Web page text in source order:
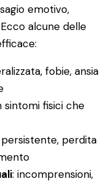
emotivo,
alcune delle
fobie, ansia
sintomi fisici che
perdita
: incomprensioni,